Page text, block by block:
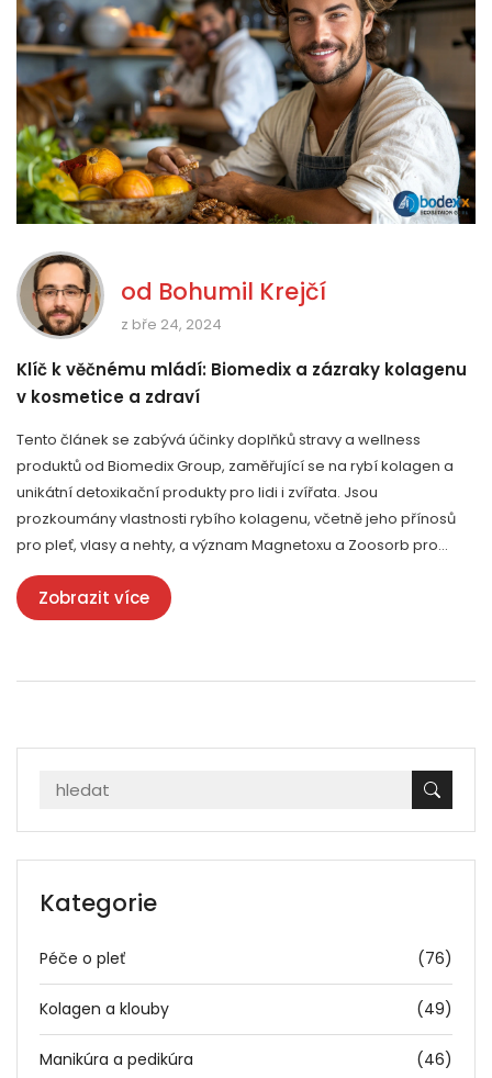
od Bohumil Krejčí
z bře 24, 2024
Klíč k věčnému mládí: Biomedix a zázraky kolagenu
v kosmetice a zdraví
Tento článek se zabývá účinky doplňků stravy a wellness
produktů od Biomedix Group, zaměřující se na rybí kolagen a
unikátní detoxikační produkty pro lidi i zvířata. Jsou
prozkoumány vlastnosti rybího kolagenu, včetně jeho přínosů
pro pleť, vlasy a nehty, a význam Magnetoxu a Zoosorb pro
eliminaci toxinů z těla. Článek dále zdůrazňuje závazek
Biomedix k inovaci a kvalitě jejich produktů.
Zobrazit více
Kategorie
Péče o pleť (76)
Kolagen a klouby (49)
Manikúra a pedikúra (46)